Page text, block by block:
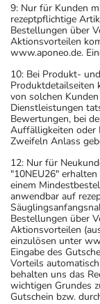
9: Nur für Kunden
rezeptpflichtige
Bestellungen über
Aktionsvorteilen
www.aponeo.de.
10: Bei Produkt-
Produktdetailseiten
von solchen
Dienstleistungen
Bewertungen, bei
Auffälligkeiten oder
Zweifeln Anlass
12: Nur für
"10NEU26"
einem
anwendbar auf
Bestellungen über
Aktionsvorteilen
einzulösen unter
Eingabe des
Vorteils
behalten uns das
wichtigen Grundes
Gutschein bzw.